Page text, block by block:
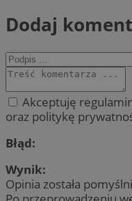
Dodaj
Akceptuję
oraz politykę
Błąd:
Wynik:
Opinia została